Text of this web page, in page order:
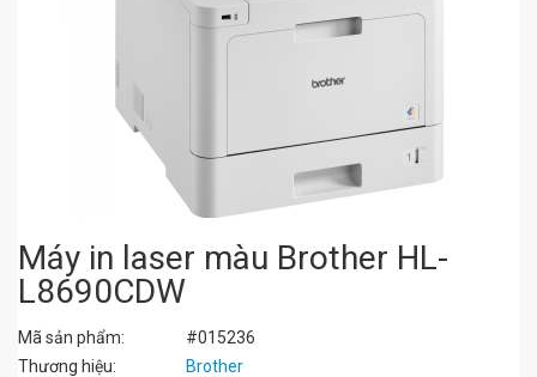
Máy in laser màu Brother HL-
L8690CDW
Mã sản phẩm:
#015236
Thương hiệu:
Brother